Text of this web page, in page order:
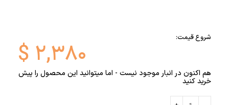
شروع قیمت:
$ ۲,۳۸۰
هم اکنون در انبار موجود نیست - اما میتوانید این محصول را پیش
خرید کنید